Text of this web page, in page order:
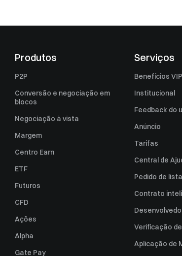
Produtos
P2P
Conversão e negociação em
blocos
Negociação à vista
Margem
Centro Earn
ETF
Futuros
CFD
Ações
Alpha
Gate Pay
Serviços
Benefícios VIP
Institucional
Feedback do
Anúncio
Tarifas
Central de
Pedido de
Contrato
Verificação
Aplicação de